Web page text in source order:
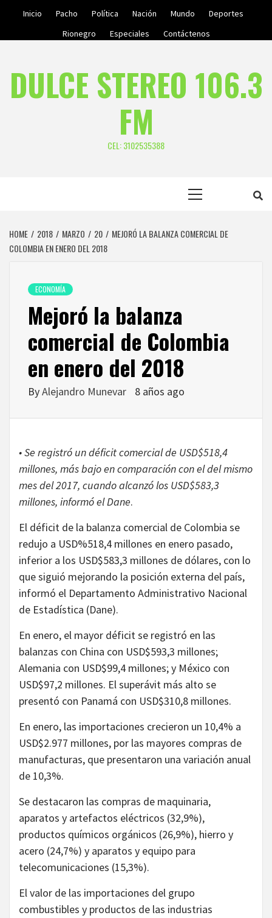
Inicio Pacho Política Nación Mundo
Deportes
Rionegro
Especiales Contáctenos
DULCE STEREO 106.3
FM
CEL: 3102535388
HOME 2018 MARZO 20
MEJORÓ LA BALANZA COMERCIAL DE
COLOMBIA EN ENERO DEL 2018
ECONOMÍA
Mejoró la balanza
comercial de Colombia
en enero del 2018
ByAlejandro Munevar 8 años ago
• Se registró un déficit comercial de USD$518,4
millones, más bajo en comparación con el del mismo
mes del 2017, cuando alcanzó los USD$583,3
millones, informó el Dane.
El déficit de la balanza comercial de Colombia se
redujo a USD%518,4 millones en enero pasado,
inferior a los USD$583,3 millones de dólares, con lo
que siguió mejorando la posición externa del país,
informó el Departamento Administrativo Nacional
de Estadística (Dane).
En enero, el mayor déficit se registró en las
balanzas con China con USD$593,3 millones;
Alemania con USD$99,4 millones; y México con
USD$97,2 millones. El superávit más alto se
presentó con Panamá con USD$310,8 millones.
En enero, las importaciones crecieron un 10,4% a
USD$2.977 millones, por las mayores compras de
manufacturas, que presentaron una variación anual
de 10,3%.
Se destacaron las compras de maquinaria,
aparatos y artefactos eléctricos (32,9%),
productos químicos orgánicos (26,9%), hierro y
acero (24,7%) y aparatos y equipo para
telecomunicaciones (15,3%).
El valor de las importaciones del grupo
combustibles y productos de las industrias